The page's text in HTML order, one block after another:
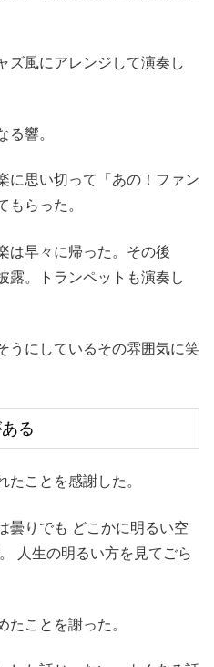
ズ風にアレンジして演奏し
る響。
に思い切って「あの！ファン
もらった。
は早々に帰った。その後
露。トランペットも演奏し
うにしているその雰囲気に笑
る
たことを感謝した。
曇りでも どこかに明るい空
人生の明るい方を見てごら
たことを謝った。